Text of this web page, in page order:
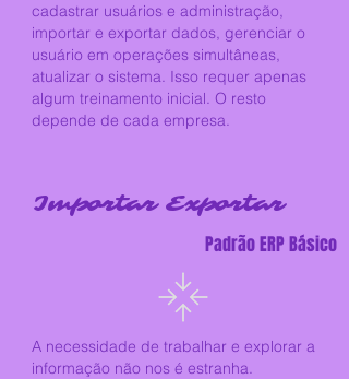
cadastrar usuários e administração,
importar e exportar dados, gerenciar o
usuário em operações simultâneas,
atualizar o sistema. Isso requer apenas
algum treinamento inicial. O resto
depende de cada empresa.
Importar Exportar
Padrão ERP Básico
A necessidade de trabalhar e explorar a
informação não nos é estranha.